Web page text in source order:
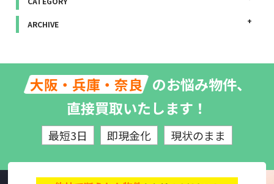
ARCHIVE
大阪・兵庫・奈良 のお悩み物件、
直接買取いたします！
最短3日 即現金化 現状のまま